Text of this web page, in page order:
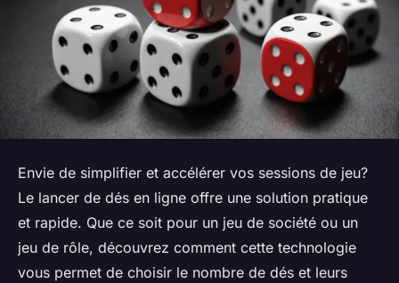
Envie de simplifier et accélérer vos sessions de jeu?
Le lancer de dés en ligne offre une solution pratique
et rapide. Que ce soit pour un jeu de société ou un
jeu de rôle, découvrez comment cette technologie
vous permet de choisir le nombre de dés et leurs